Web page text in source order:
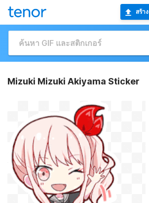
สร้าง
Mizuki Mizuki Akiyama Sticker